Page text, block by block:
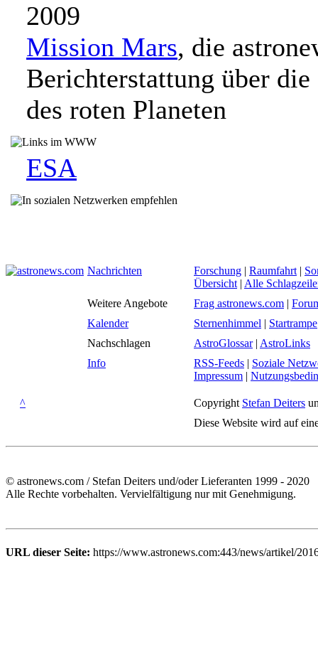
2009
Mission Mars, die
Berichterstattung über
des roten Planeten
ESA
Nachrichten Forschung | Raumfahrt |
Übersicht | Alle
Weitere Angebote
Frag astronews.com |
Kalender
Sternenhimmel | Startrampe
Nachschlagen
AstroGlossar| AstroLinks
Info
RSS-Feeds | Soziale
Impressum |
^ Copyright Stefan Deiters
Diese Website wird auf
© astronews.com / Stefan Deiters und/oder Lieferanten 1999 - 2020
Alle Rechte vorbehalten. Vervielfältigung nur mit Genehmigung.
URL dieser Seite: https://www.astronews.com:443/news/artikel/